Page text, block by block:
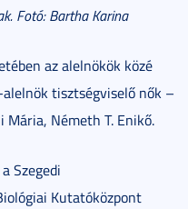
Fotó: Bartha Karina
az alelnökök közé
tisztségviselő nők –
Mária, Németh T. Enikő.
Szegedi
Kutatóközpont